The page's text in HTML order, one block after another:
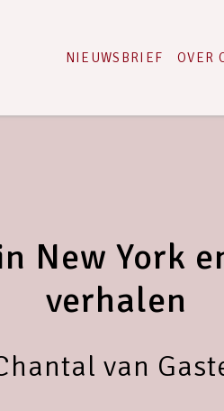
NIEUWSBRIEF OVER
New York
verhalen
van